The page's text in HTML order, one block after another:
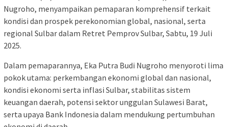
Nugroho, menyampaikan pemaparan komprehensif terkait
kondisi dan prospek perekonomian global, nasional, serta
regional Sulbar dalam Retret Pemprov Sulbar, Sabtu, 19 Juli
2025.
Dalam pemaparannya, Eka Putra Budi Nugroho menyoroti lima
pokok utama: perkembangan ekonomi global dan nasional,
kondisi ekonomi serta inflasi Sulbar, stabilitas sistem
keuangan daerah, potensi sektor unggulan Sulawesi Barat,
serta upaya Bank Indonesia dalam mendukung pertumbuhan